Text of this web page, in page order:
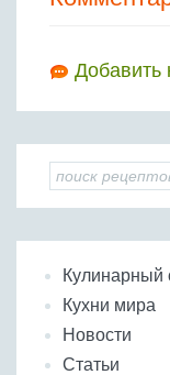
Добавить
Кулинарный
Кухни мира
Новости
Статьи